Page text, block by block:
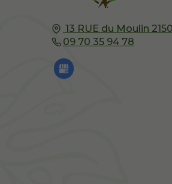
13 RUE du Moulin
09 70 35 94 78